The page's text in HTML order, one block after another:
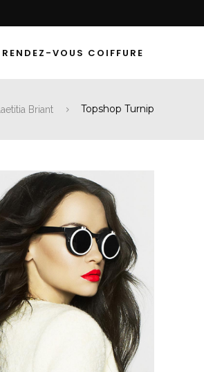
RENDEZ-VOUS COIFFURE
Laetitia Briant Topshop Turnip